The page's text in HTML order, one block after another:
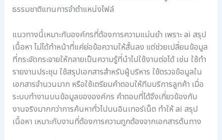
ธรรมชาติแทนการจำตำแหน่งไฟล์
แนวทางนี้เหมาะกับองค์กรที่ต้องการความแม่นยำ เพราะ ai สรุป
เนื้อหา ไม่ได้ทำหน้าที่แค่ย่อข้อความให้สั้นลง แต่ช่วยเปลี่ยนข้อมูล
ที่กระจัดกระจายให้กลายเป็นความรู้ที่นำไปใช้งานต่อได้ เช่น ใช้ทำ
รายงานประชุม ใช้สรุปเอกสารสำหรับผู้บริหาร ใช้ตรวจข้อมูลใน
เอกสารจำนวนมาก หรือใช้เตรียมคำตอบให้ทีมบริการลูกค้า เมื่อ
ระบบทำงานบนข้อมูลขององค์กร คำตอบที่ได้จึงเกี่ยวข้องกับ
งานจริงมากกว่าการค้นหาทั่วไปบนอินเทอร์เน็ต ทำให้ ai สรุป
เนื้อหา เหมาะกับงานที่ต้องการความถูกต้องจากเอกสารต้นทาง